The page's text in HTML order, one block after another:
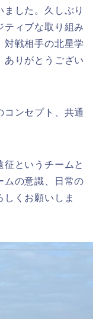
した。久しぶり
ティブな取り組み
対戦相手の北星学
ありがとうござい
コンセプト、共通
というチームと
ムの意識、日常の
くお願いしま